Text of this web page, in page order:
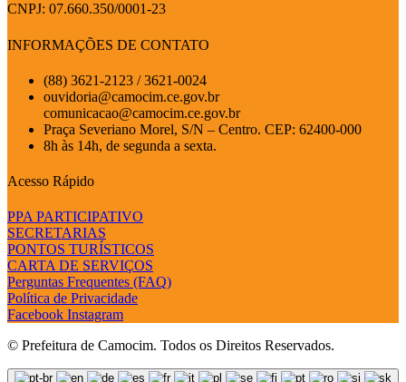
CNPJ: 07.660.350/0001-23
INFORMAÇÕES DE CONTATO
(88) 3621-2123 / 3621-0024
ouvidoria@camocim.ce.gov.br
comunicacao@camocim.ce.gov.br
Praça Severiano Morel, S/N – Centro. CEP: 62400-000
8h às 14h, de segunda a sexta.
Acesso Rápido
PPA PARTICIPATIVO
SECRETARIAS
PONTOS TURÍSTICOS
CARTA DE SERVIÇOS
Perguntas Frequentes (FAQ)
Política de Privacidade
Facebook Instagram
© Prefeitura de Camocim. Todos os Direitos Reservados.